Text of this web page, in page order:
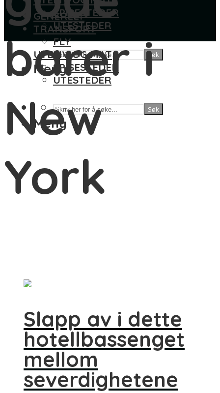
SPISESTEDER
UTESTEDER
Søk
Meny
GENERELT
TRANSPORT
FLY
UTELIV OG MAT
SPISESTEDER
UTESTEDER
Søk
Meny
barer i
New
York
Slapp av i dette
hotellbassenget
mellom
severdighetene